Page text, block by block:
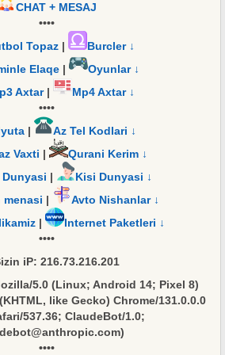
CHAT + MESAJ
••••
Topaz|
Burcler ↓
Elaqe |
Oyunlar ↓
Axtar|
Mp4 Axtar ↓
••••
|
Az Tel Kodlari ↓
Vaxti |
Qurani Kerim ↓
Dunyasi |
Kisi Dunyasi ↓
menasi |
Avto Nishanlar ↓
|
Internet Paketleri ↓
••••
iP: 216.73.216.201
5.0 (Linux; Android 14; Pixel 8)
like Gecko) Chrome/131.0.0.0
537.36; ClaudeBot/1.0;
••••